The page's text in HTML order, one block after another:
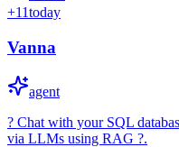
+11today
Vanna
agent
? Chat with your SQL
via LLMs using RAG ?.